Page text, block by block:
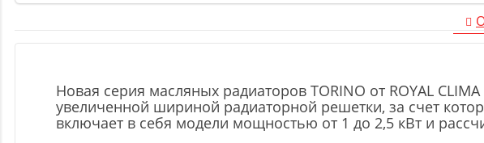
Новая серия масляных радиаторов TORINO от ROYAL
увеличенной шириной радиаторной решетки, за счет
включает в себя модели мощностью от 1 до 2,5 кВт и